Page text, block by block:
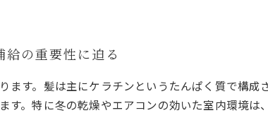
の重要性に迫る
ます。髪は主にケラチンというたんぱく質で構
す。特に冬の乾燥やエアコンの効いた室内環境